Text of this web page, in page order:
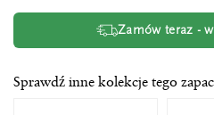
Zamów teraz -
Sprawdź inne kolekcje tego